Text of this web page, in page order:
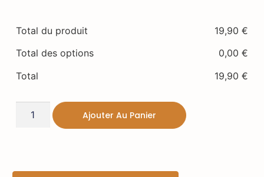
Total du produit 19,90€
Total des options
0,00€
Total
19,90€
Ajouter Au Panier